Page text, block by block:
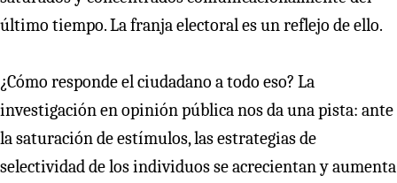
último tiempo. La franja electoral es un reflejo de ello.
¿Cómo responde el ciudadano a todo eso? La
investigación en opinión pública nos da una pista: ante
la saturación de estímulos, las estrategias de
selectividad de los individuos se acrecientan y aumenta